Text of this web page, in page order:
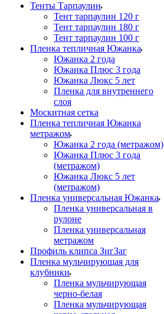
Тенты Тарпаулин
Тент тарпаулин 120 г
Тент тарпаулин 180 г
Тент тарпаулин 100 г
Пленка тепличная Южанка
Южанка 2 года
Южанка Плюс 3 года
Южанка Люкс 5 лет
Пленка для внутреннего
слоя
Москитная сетка
Пленка тепличная Южанка
метражом
Южанка 2 года (метражом)
Южанка Плюс 3 года
(метражом)
Южанка Люкс 5 лет
(метражом)
Пленка универсальная Южанка
Пленка универсальная в
рулоне
Пленка универсальная
метражом
Профиль клипса ЗигЗаг
Пленка мульчирующая для
клубники
Пленка мульчирующая
черно-белая
Пленка мульчирующая